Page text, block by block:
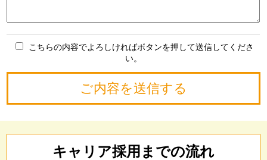
こちらの内容でよろしければボタンを押して送信してくださ
い。
キャリア採用までの流れ